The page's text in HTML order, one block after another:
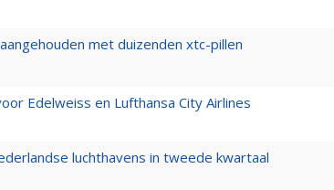
met duizenden xtc-pillen
Edelweiss en Lufthansa City Airlines
luchthavens in tweede kwartaal